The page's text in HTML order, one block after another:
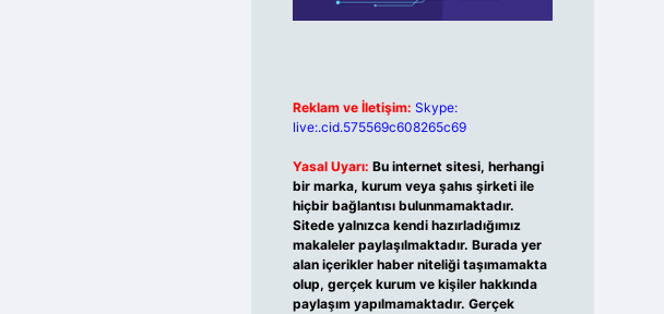
Reklam ve İletişim: Skype:
live:.cid.575569c608265c69
Yasal Uyarı: Bu internet sitesi, herhangi
bir marka, kurum veya şahıs şirketi ile
hiçbir bağlantısı bulunmamaktadır.
Sitede yalnızca kendi hazırladığımız
makaleler paylaşılmaktadır. Burada yer
alan içerikler haber niteliği taşımamakta
olup, gerçek kurum ve kişiler hakkında
paylaşım yapılmamaktadır. Gerçek